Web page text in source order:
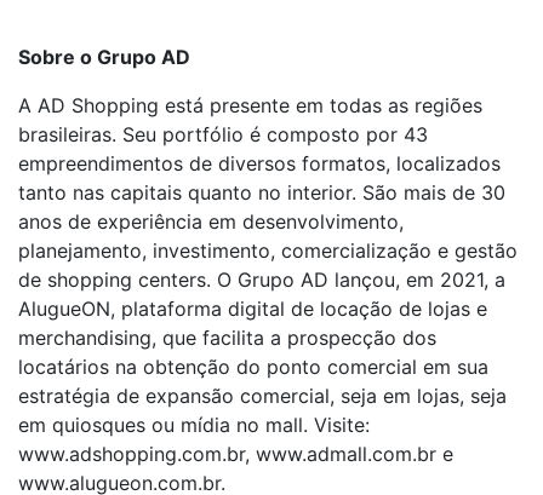
Sobre o Grupo AD
A AD Shopping está presente em todas as regiões
brasileiras. Seu portfólio é composto por 43
empreendimentos de diversos formatos, localizados
tanto nas capitais quanto no interior. São mais de 30
anos de experiência em desenvolvimento,
planejamento, investimento, comercialização e gestão
de shopping centers. O Grupo AD lançou, em 2021, a
AlugueON, plataforma digital de locação de lojas e
merchandising, que facilita a prospecção dos
locatários na obtenção do ponto comercial em sua
estratégia de expansão comercial, seja em lojas, seja
em quiosques ou mídia no mall. Visite:
www.adshopping.com.br, www.admall.com.br e
www.alugueon.com.br.